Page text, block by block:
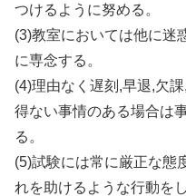
つけるように努める。
(3)教室においては他に迷
に専念する。
(4)理由なく遅刻,早退,欠
得ない事情のある場合は
る。
(5)試験には常に厳正な態
れを助けるような行動を